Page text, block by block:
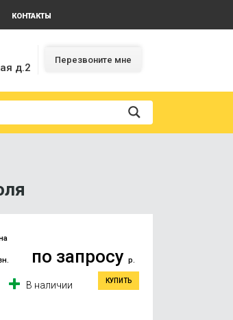
КОНТАКТЫ
д.2
Перезвоните мне
по запросу р.
КУПИТЬ
В наличии